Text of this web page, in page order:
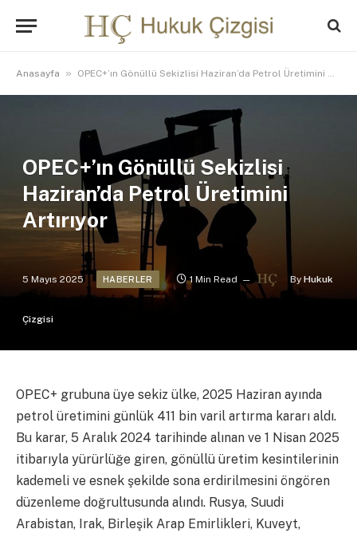
Anasayfa » OPEC+’ın Gönüllü Sekizlisi Haziran’da Petrol Üretimini Artırıyor
OPEC+’ın Gönüllü Sekizlisi
Haziran’da Petrol Üretimini
Artırıyor
5 Mayıs 2025 HABERLER 1 Min Read By Hukuk
Çizgisi
OPEC+ grubuna üye sekiz ülke, 2025 Haziran ayında
petrol üretimini günlük 411 bin varil artırma kararı aldı.
Bu karar, 5 Aralık 2024 tarihinde alınan ve 1 Nisan 2025
itibarıyla yürürlüğe giren, gönüllü üretim kesintilerinin
kademeli ve esnek şekilde sona erdirilmesini öngören
düzenleme doğrultusunda alındı. Rusya, Suudi
Arabistan, Irak, Birleşik Arap Emirlikleri, Kuveyt,